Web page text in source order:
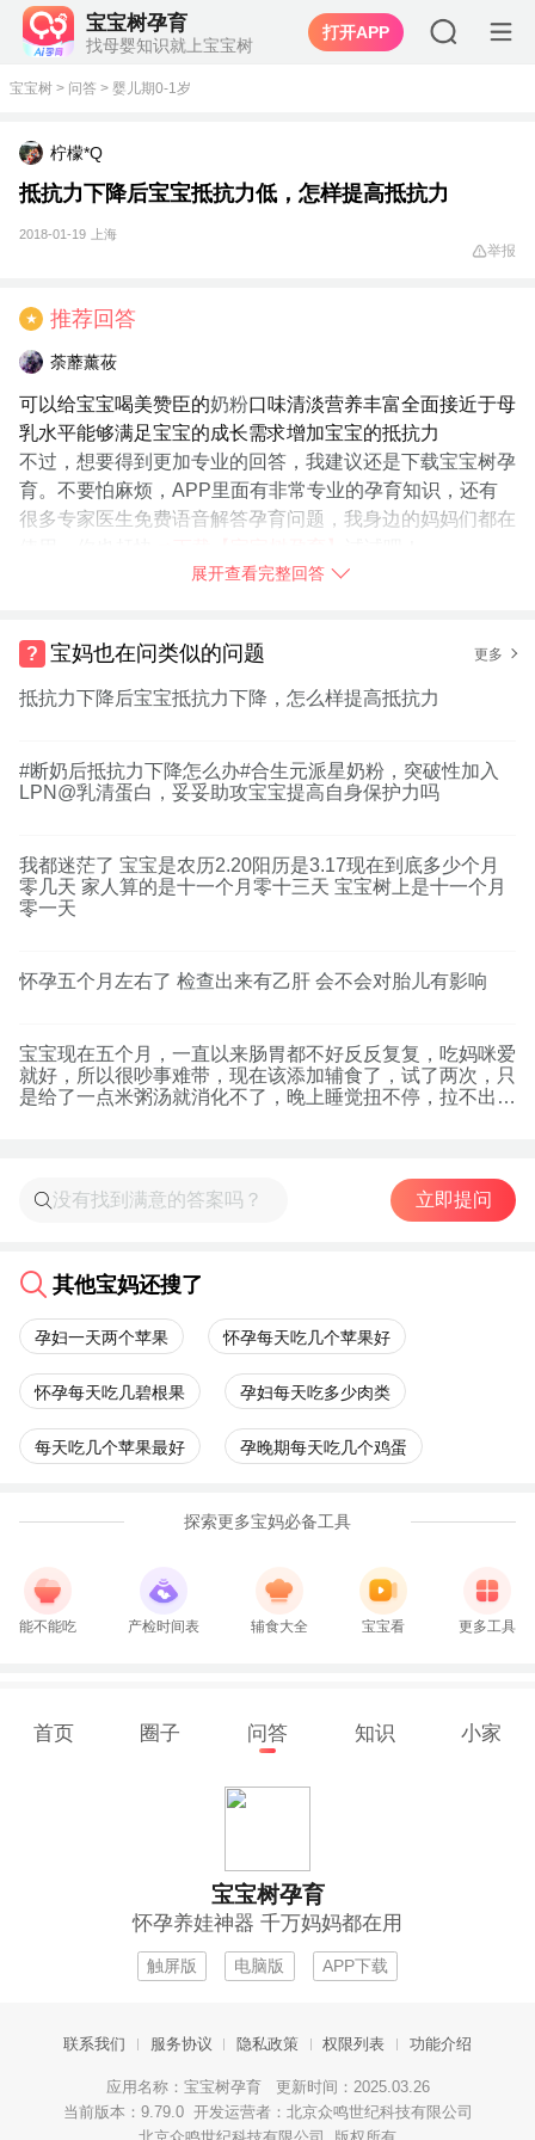
宝宝树孕育
找母婴知识就上宝宝树
打开APP
宝宝树 > 问答 > 婴儿期0-1岁
柠檬*Q
抵抗力下降后宝宝抵抗力低，怎样提高抵抗力
2018-01-19 上海
举报
★ 推荐回答
荼蘼薰莜
可以给宝宝喝美赞臣的奶粉口味清淡营养丰富全面接近于母
乳水平能够满足宝宝的成长需求增加宝宝的抵抗力
不过，想要得到更加专业的回答，我建议还是下载宝宝树孕
育。不要怕麻烦，APP里面有非常专业的孕育知识，还有
很多专家医生免费语音解答孕育问题，我身边的妈妈们都在
展开查看完整回答
宝妈也在问类似的问题 更多
抵抗力下降后宝宝抵抗力下降，怎么样提高抵抗力
#断奶后抵抗力下降怎么办#合生元派星奶粉，突破性加入
LPN@乳清蛋白，妥妥助攻宝宝提高自身保护力吗
我都迷茫了 宝宝是农历2.20阳历是3.17现在到底多少个月
零几天 家人算的是十一个月零十三天 宝宝树上是十一个月
零一天
怀孕五个月左右了 检查出来有乙肝 会不会对胎儿有影响
宝宝现在五个月，一直以来肠胃都不好反反复复，吃妈咪爱
就好，所以很吵事难带，现在该添加辅食了，试了两次，只
是给了一点米粥汤就消化不了，晚上睡觉扭不停，拉不出屎
立即提问
其他宝妈还搜了
孕妇一天两个苹果 怀孕每天吃几个苹果好
怀孕每天吃几碧根果 孕妇每天吃多少肉类
每天吃几个苹果最好 孕晚期每天吃几个鸡蛋
探索更多宝妈必备工具
能不能吃 产检时间表 辅食大全 宝宝看 更多工具
首页 圈子 问答 知识 小家
宝宝树孕育
怀孕养娃神器 千万妈妈都在用
触屏版 电脑版 APP下载
联系我们 服务协议 隐私政策 权限列表 功能介绍
应用名称：宝宝树孕育 更新时间：2025.03.26
当前版本：9.79.0 开发运营者：北京众鸣世纪科技有限公司